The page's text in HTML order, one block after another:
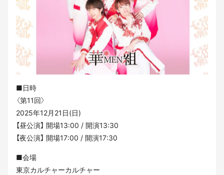
■日時
〈第11回〉
2025年12月21日(日)
【昼公演】 開場13:00 / 開演13:30
【夜公演】 開場17:00 / 開演17:30
■会場
東京カルチャーカルチャー